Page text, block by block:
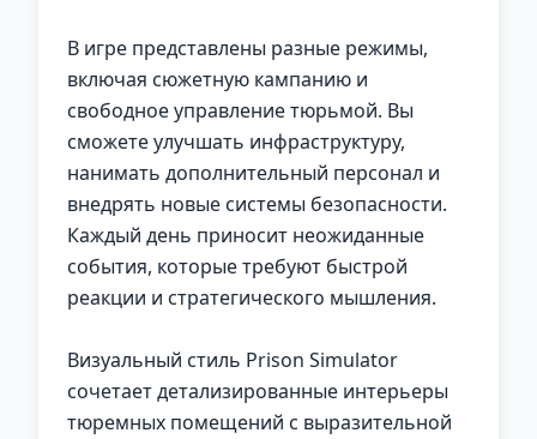
В игре представлены разные режимы,
включая сюжетную кампанию и
свободное управление тюрьмой. Вы
сможете улучшать инфраструктуру,
нанимать дополнительный персонал и
внедрять новые системы безопасности.
Каждый день приносит неожиданные
события, которые требуют быстрой
реакции и стратегического мышления.
Визуальный стиль Prison Simulator
сочетает детализированные интерьеры
тюремных помещений с выразительной